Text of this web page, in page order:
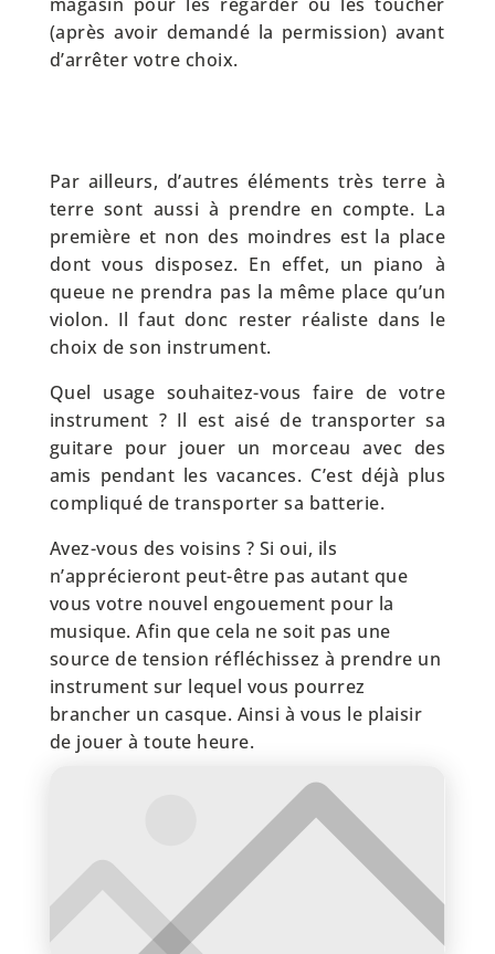
(après avoir demandé la permission) avant
d’arrêter votre choix.
Par ailleurs, d’autres éléments très terre à
terre sont aussi à prendre en compte. La
première et non des moindres est la place
dont vous disposez. En effet, un piano à
queue ne prendra pas la même place qu’un
violon. Il faut donc rester réaliste dans le
choix de son instrument.
Quel usage souhaitez-vous faire de votre
instrument ? Il est aisé de transporter sa
guitare pour jouer un morceau avec des
amis pendant les vacances. C’est déjà plus
compliqué de transporter sa batterie.
Avez-vous des voisins ? Si oui, ils
n’apprécieront peut-être pas autant que
vous votre nouvel engouement pour la
musique. Afin que cela ne soit pas une
source de tension réfléchissez à prendre un
instrument sur lequel vous pourrez
brancher un casque. Ainsi à vous le plaisir
de jouer à toute heure.